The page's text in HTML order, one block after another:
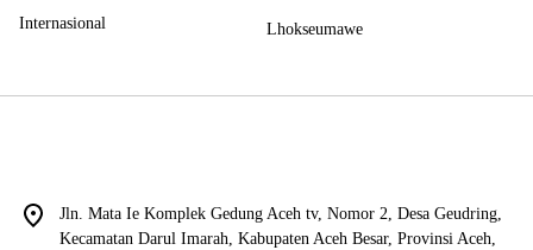
Internasional Lhokseumawe
Jln. Mata Ie Komplek Gedung Aceh tv, Nomor 2, Desa Geudring,
Kecamatan Darul Imarah, Kabupaten Aceh Besar, Provinsi Aceh,